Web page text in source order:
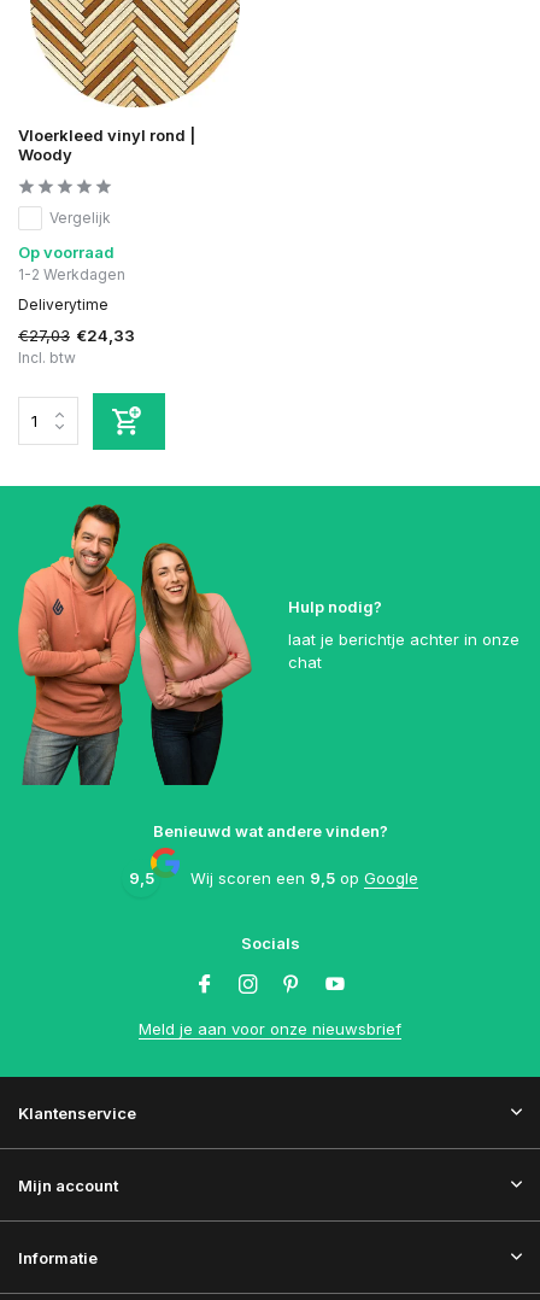
Vloerkleed vinyl rond |
Woody
Vergelijk
Op voorraad
1-2 Werkdagen
Deliverytime
€27,03 €24,33
Incl. btw
Hulp nodig?
laat je berichtje achter in onze
chat
Benieuwd wat andere vinden?
9,5 Wij scoren een 9,5 op Google
Socials
Meld je aan voor onze nieuwsbrief
Klantenservice
Mijn account
Informatie